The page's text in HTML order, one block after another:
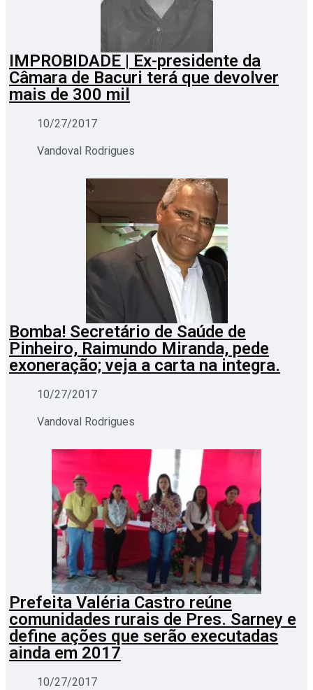
IMPROBIDADE | Ex-presidente da
Câmara de Bacuri terá que devolver
mais de 300 mil
10/27/2017
Vandoval Rodrigues
Bomba! Secretário de Saúde de
Pinheiro, Raimundo Miranda, pede
exoneração; veja a carta na integra.
10/27/2017
Vandoval Rodrigues
Prefeita Valéria Castro reúne
comunidades rurais de Pres. Sarney e
define ações que serão executadas
ainda em 2017
10/27/2017